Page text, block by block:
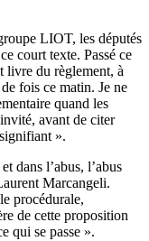
LIOT, les députés
court texte. Passé ce
livre du règlement, à
fois ce matin. Je ne
quand les
avant de citer
».
dans l’abus, l’abus
Marcangeli.
procédurale,
de cette proposition
qui se passe ».